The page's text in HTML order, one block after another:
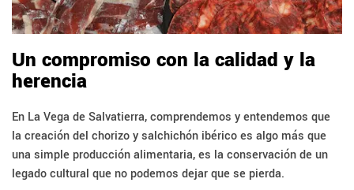
Un compromiso con la calidad y la
herencia
En La Vega de Salvatierra, comprendemos y entendemos que
la creación del chorizo y salchichón ibérico es algo más que
una simple producción alimentaria, es la conservación de un
legado cultural que no podemos dejar que se pierda.